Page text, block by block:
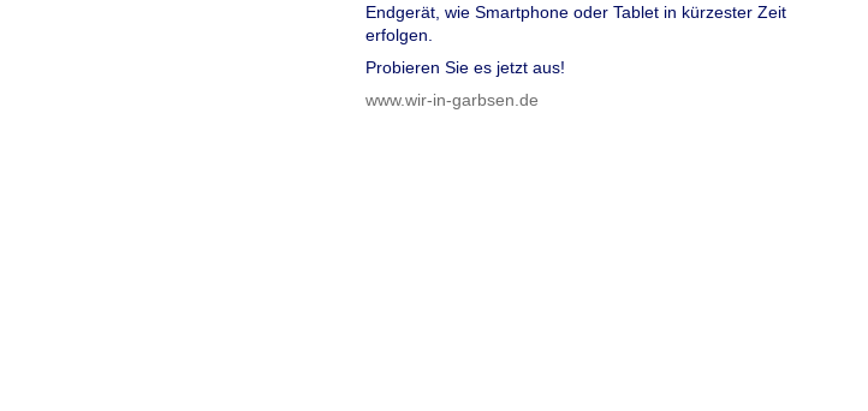
Endgerät, wie Smartphone oder Tablet in kürzester Zeit
erfolgen.
Probieren Sie es jetzt aus!
www.wir-in-garbsen.de